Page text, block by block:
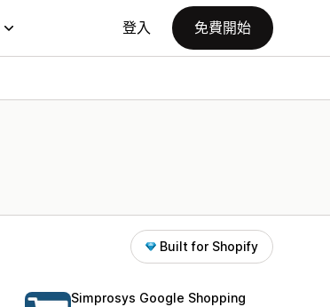
登入 免費開始
Built for Shopify
Simprosys Google Shopping